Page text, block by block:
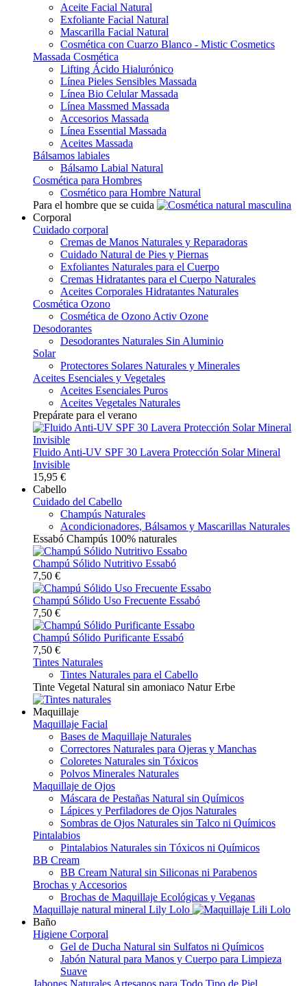
Aceite Facial Natural
Exfoliante Facial Natural
Mascarilla Facial Natural
Cosmética con Cuarzo Blanco - Mistic Cosmetics
Massada Cosmética
Lifting Ácido Hialurónico
Línea Pieles Sensibles Massada
Línea Bio Celular Massada
Línea Massmed Massada
Accesorios Massada
Línea Essential Massada
Aceites Massada
Bálsamos labiales
Bálsamo Labial Natural
Cosmética para Hombres
Cosmético para Hombre Natural
Para el hombre que se cuida
Corporal
Cuidado corporal
Cremas de Manos Naturales y Reparadoras
Cuidado Natural de Pies y Piernas
Exfoliantes Naturales para el Cuerpo
Cremas Hidratantes para el Cuerpo Naturales
Aceites Corporales Hidratantes Naturales
Cosmética Ozono
Cosmética de Ozono Activ Ozone
Desodorantes
Desodorantes Naturales Sin Aluminio
Solar
Protectores Solares Naturales y Minerales
Aceites Esenciales y Vegetales
Aceites Esenciales Puros
Aceites Vegetales Naturales
Prepárate para el verano
Fluido Anti-UV SPF 30 Lavera Protección Solar Mineral
Invisible
15,95 €
Cabello
Cuidado del Cabello
Champús Naturales
Acondicionadores, Bálsamos y Mascarillas Naturales
Essabó Champús 100% naturales
Champú Sólido Nutritivo Essabó
7,50 €
Champú Sólido Uso Frecuente Essabó
7,50 €
Champú Sólido Purificante Essabó
7,50 €
Tintes Naturales
Tintes Naturales para el Cabello
Tinte Vegetal Natural sin amoniaco Natur Erbe
Maquillaje
Maquillaje Facial
Bases de Maquillaje Naturales
Correctores Naturales para Ojeras y Manchas
Coloretes Naturales sin Tóxicos
Polvos Minerales Naturales
Maquillaje de Ojos
Máscara de Pestañas Natural sin Químicos
Lápices y Perfiladores de Ojos Naturales
Sombras de Ojos Naturales sin Talco ni Químicos
Pintalabios
Pintalabios Naturales sin Tóxicos ni Químicos
BB Cream
BB Cream Natural sin Siliconas ni Parabenos
Brochas y Accesorios
Brochas de Maquillaje Ecológicas y Veganas
Maquillaje natural mineral Lily Lolo
Baño
Higiene Corporal
Gel de Ducha Natural sin Sulfatos ni Químicos
Jabón Natural para Manos y Cuerpo para Limpieza
Suave
Jabones Naturales Artesanos para Todo Tipo de Piel